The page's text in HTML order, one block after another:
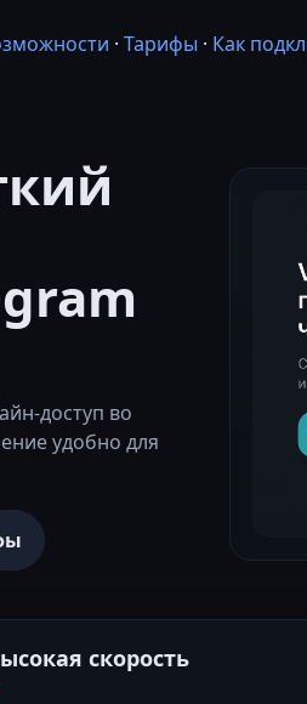
· Тарифы · Как
доступ во
удобно для
скорость